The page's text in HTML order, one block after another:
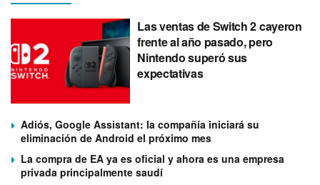
Las ventas de Switch 2 cayeron
frente al año pasado, pero
Nintendo superó sus
expectativas
Adiós, Google Assistant: la compañía iniciará su
eliminación de Android el próximo mes
La compra de EA ya es oficial y ahora es una empresa
privada principalmente saudí